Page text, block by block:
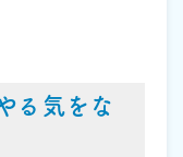
る気をな